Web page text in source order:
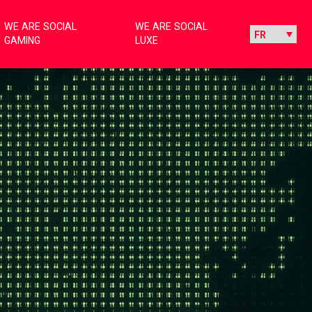
WE ARE SOCIAL
GAMING
WE ARE SOCIAL
LUXE